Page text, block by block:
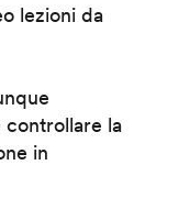
lezioni da
la
in